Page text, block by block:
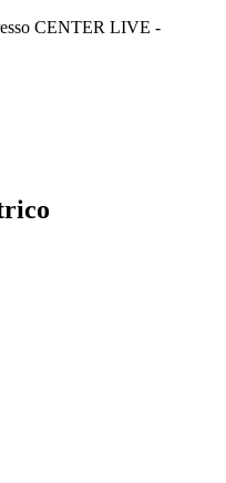
CENTER LIVE -